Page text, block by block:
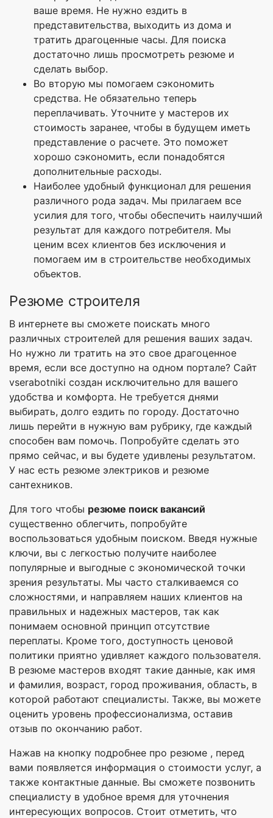
ваше время. Не нужно ездить в
представительства, выходить из дома и
тратить драгоценные часы. Для поиска
достаточно лишь просмотреть резюме и
сделать выбор.
Во вторую мы помогаем сэкономить
средства. Не обязательно теперь
переплачивать. Уточните у мастеров их
стоимость заранее, чтобы в будущем иметь
представление о расчете. Это поможет
хорошо сэкономить, если понадобятся
дополнительные расходы.
Наиболее удобный функционал для решения
различного рода задач. Мы прилагаем все
усилия для того, чтобы обеспечить наилучший
результат для каждого потребителя. Мы
ценим всех клиентов без исключения и
помогаем им в строительстве необходимых
объектов.
Резюме строителя
В интернете вы сможете поискать много
различных строителей для решения ваших задач.
Но нужно ли тратить на это свое драгоценное
время, если все доступно на одном портале? Сайт
vserabotniki создан исключительно для вашего
удобства и комфорта. Не требуется днями
выбирать, долго ездить по городу. Достаточно
лишь перейти в нужную вам рубрику, где каждый
способен вам помочь. Попробуйте сделать это
прямо сейчас, и вы будете удивлены результатом.
У нас есть резюме электриков и резюме
сантехников.
Для того чтобы резюме поиск вакансий
существенно облегчить, попробуйте
воспользоваться удобным поиском. Введя нужные
ключи, вы с легкостью получите наиболее
популярные и выгодные с экономической точки
зрения результаты. Мы часто сталкиваемся со
сложностями, и направляем наших клиентов на
правильных и надежных мастеров, так как
понимаем основной принцип отсутствие
переплаты. Кроме того, доступность ценовой
политики приятно удивляет каждого пользователя.
В резюме мастеров входят такие данные, как имя
и фамилия, возраст, город проживания, область, в
которой работают специалисты. Также, вы можете
оценить уровень профессионализма, оставив
отзыв по окончанию работ.
Нажав на кнопку подробнее про резюме , перед
вами появляется информация о стоимости услуг, а
также контактные данные. Вы сможете позвонить
специалисту в удобное время для уточнения
интересующих вопросов. Стоит отметить, что